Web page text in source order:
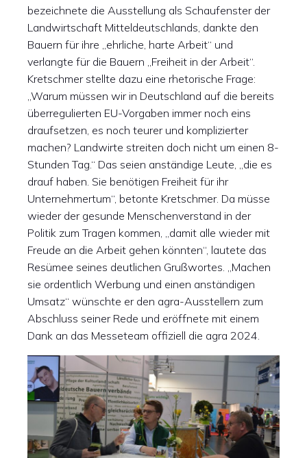
bezeichnete die Ausstellung als Schaufenster der
Landwirtschaft Mitteldeutschlands, dankte den
Bauern für ihre „ehrliche, harte Arbeit“ und
verlangte für die Bauern „Freiheit in der Arbeit“.
Kretschmer stellte dazu eine rhetorische Frage:
„Warum müssen wir in Deutschland auf die bereits
überregulierten EU-Vorgaben immer noch eins
draufsetzen, es noch teurer und komplizierter
machen? Landwirte streiten doch nicht um einen 8-
Stunden Tag.“ Das seien anständige Leute, „die es
drauf haben. Sie benötigen Freiheit für ihr
Unternehmertum“, betonte Kretschmer. Da müsse
wieder der gesunde Menschenverstand in der
Politik zum Tragen kommen, „damit alle wieder mit
Freude an die Arbeit gehen könnten“, lautete das
Resümee seines deutlichen Grußwortes. „Machen
sie ordentlich Werbung und einen anständigen
Umsatz“ wünschte er den agra-Ausstellern zum
Abschluss seiner Rede und eröffnete mit einem
Dank an das Messeteam offiziell die agra 2024.